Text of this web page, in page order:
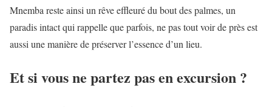
Mnemba reste ainsi un rêve effleuré du bout des palmes, un
paradis intact qui rappelle que parfois, ne pas tout voir de près est
aussi une manière de préserver l’essence d’un lieu.
Et si vous ne partez pas en excursion ?